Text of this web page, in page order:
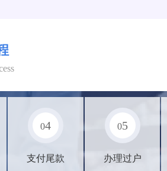
04
支付尾款
05
办理过户